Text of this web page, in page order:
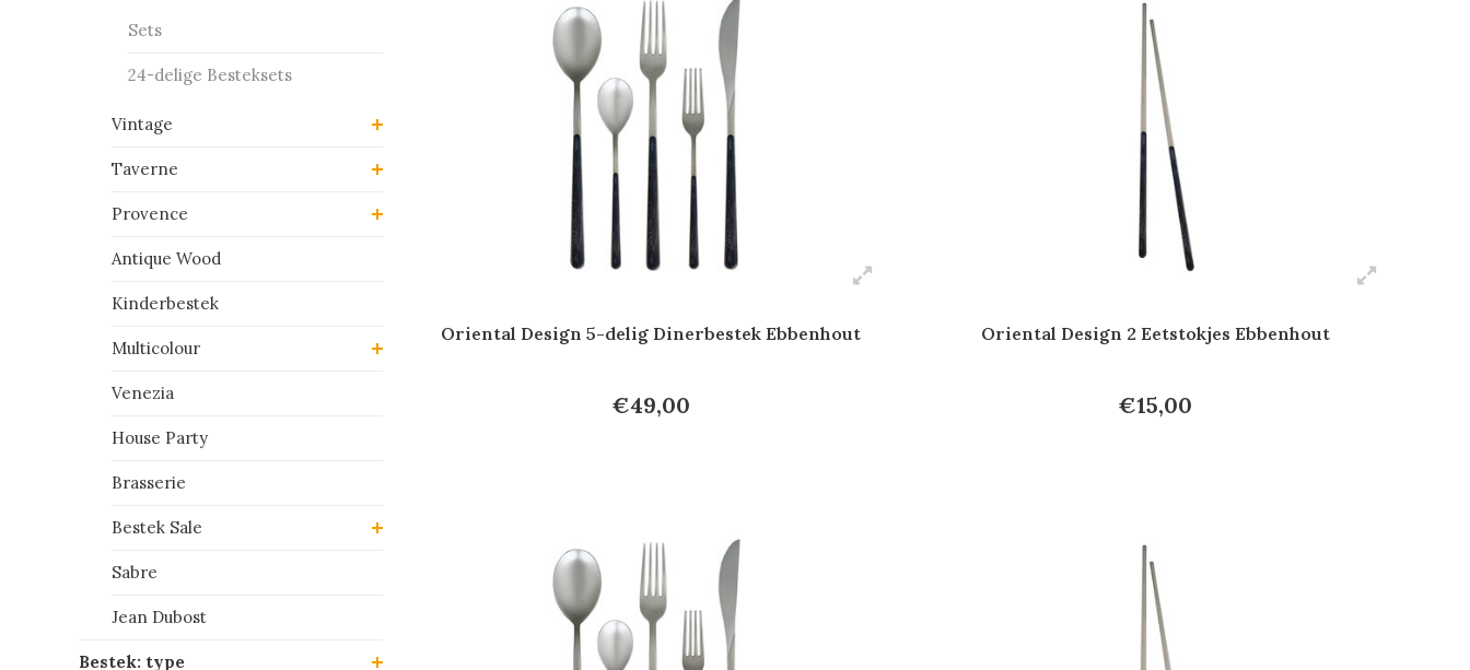
Sets
24-delige Besteksets
Vintage
Taverne
Provence
Antique Wood
Kinderbestek
Multicolour
Venezia
House Party
Brasserie
Bestek Sale
Sabre
Jean Dubost
Bestek: type
Oriental Design 5-delig Dinerbestek Ebbenhout
€49,00
Oriental Design 2 Eetstokjes Ebbenhout
€15,00